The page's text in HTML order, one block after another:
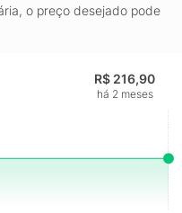
o preço desejado pode
R$ 216,90
há 2 meses